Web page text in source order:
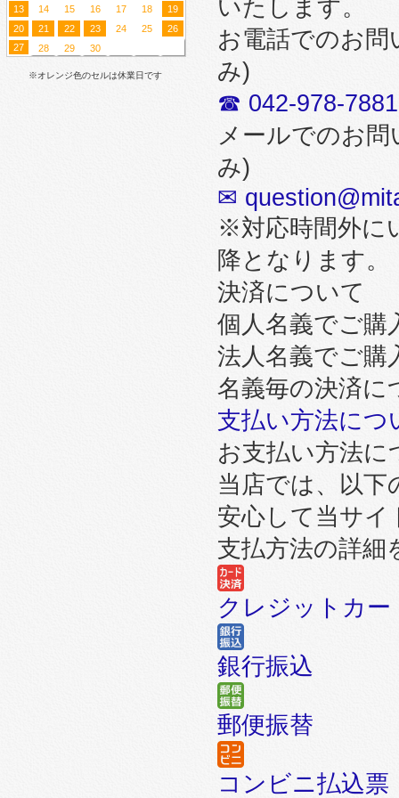
13 14 15 16 17 18
19
20
21 22 23 24 25
26
27
28 29 30
※オレンジ色のセルは休業日です
いたします。
お電話でのお
み)
☎ 042-978-7881
メールでのお
み)
✉
※対応時間外に
降となります。
決済について
個人名義でご購
法人名義でご購
名義毎の決済に
支払い方法につ
お支払い方法に
当店では、以
安心して当サイ
支払方法の詳細
クレジットカー
銀行振込
郵便振替
コンビニ払込票